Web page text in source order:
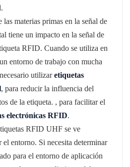
materias primas en la señal de
tiene un impacto en la señal de
RFID. Cuando se utiliza en
entorno de trabajo con mucha
utilizaretiquetas
, para reducir la influencia del
de la etiqueta. , para facilitar el
electrónicas RFID.
RFID UHF se ve
el entorno. Si necesita determinar
para el entorno de aplicación